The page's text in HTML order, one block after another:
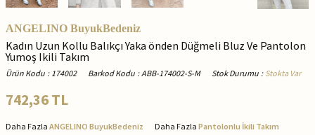
ANGELINO BuyukBedeniz
Kadın Uzun Kollu Balıkçı Yaka önden Düğmeli Bluz Ve Pantolon
Yumoş Ikili Takım
Ürün Kodu : 174002 Barkod Kodu : ABB-174002-S-M Stok Durumu : Stokta Var
742,36TL
Daha Fazla ANGELINO BuyukBedeniz Daha Fazla Pantolonlu İkili Takım